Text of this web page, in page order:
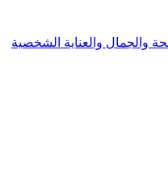
والجمال والعناية الشخصية